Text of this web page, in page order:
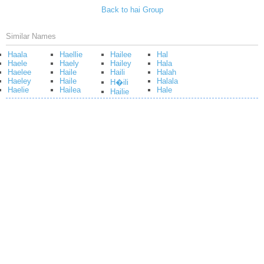
Back to hai Group
Similar Names
Haala
Haele
Haelee
Haeley
Haelie
Haellie
Haely
Haile
Haile
Hailea
Hailee
Hailey
Haili
H�ili
Hailie
Hal
Hala
Halah
Halala
Hale